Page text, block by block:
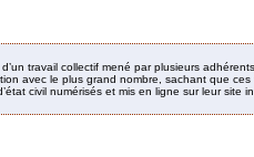
travail collectif mené par plusieurs
avec le plus grand nombre, sachant que
civil numérisés et mis en ligne sur leur site